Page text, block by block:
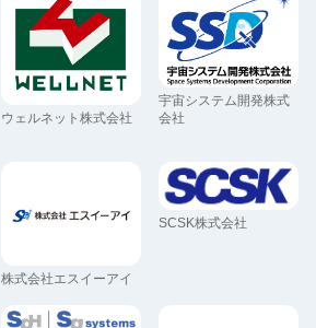
ウェルネット株式会社
宇宙システム開発株式
会社
株式会社エスイーアイ
SCSK株式会社